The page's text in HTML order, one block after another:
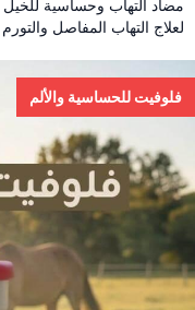
لعلاج التهاب المفاصل والتورم
فلوفيت للحساسية والألم